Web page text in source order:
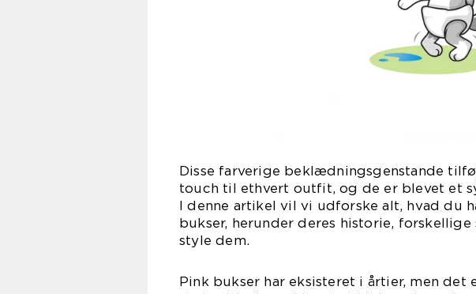
Disse farverige beklædningsgenstande
touch til ethvert outfit, og de er blevet et
I denne artikel vil vi udforske alt, hvad du
bukser, herunder deres historie,
style dem.
Pink bukser har eksisteret i årtier, men det